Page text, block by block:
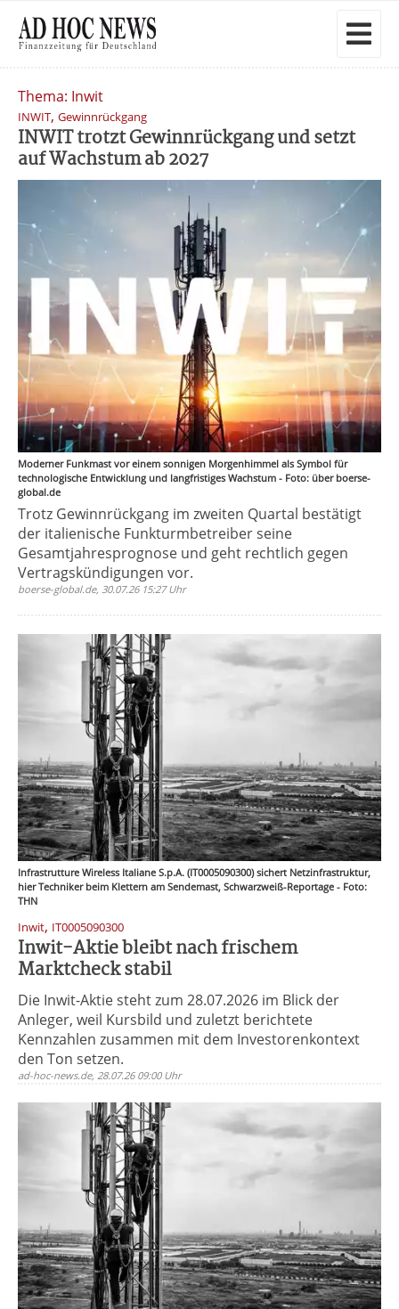
Thema: Inwit
INWIT, Gewinnrückgang
INWIT trotzt Gewinnrückgang und setzt
auf Wachstum ab 2027
Moderner Funkmast vor einem sonnigen Morgenhimmel als Symbol für
technologische Entwicklung und langfristiges Wachstum - Foto: über boerse-
global.de
Trotz Gewinnrückgang im zweiten Quartal bestätigt
der italienische Funkturmbetreiber seine
Gesamtjahresprognose und geht rechtlich gegen
Vertragskündigungen vor.
boerse-global.de, 30.07.26 15:27 Uhr
Infrastrutture Wireless Italiane S.p.A. (IT0005090300) sichert Netzinfrastruktur,
hier Techniker beim Klettern am Sendemast, Schwarzweiß-Reportage - Foto:
THN
Inwit, IT0005090300
Inwit-Aktie bleibt nach frischem
Marktcheck stabil
Die Inwit-Aktie steht zum 28.07.2026 im Blick der
Anleger, weil Kursbild und zuletzt berichtete
Kennzahlen zusammen mit dem Investorenkontext
den Ton setzen.
ad-hoc-news.de, 28.07.26 09:00 Uhr